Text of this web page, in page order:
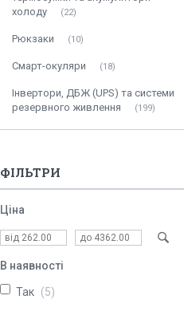
холоду
22
Рюкзаки 10
Смарт-окуляри 18
Інвертори, ДБЖ (UPS) та системи
резервного живлення
199
ФІЛЬТРИ
Ціна
В наявності
Так 5